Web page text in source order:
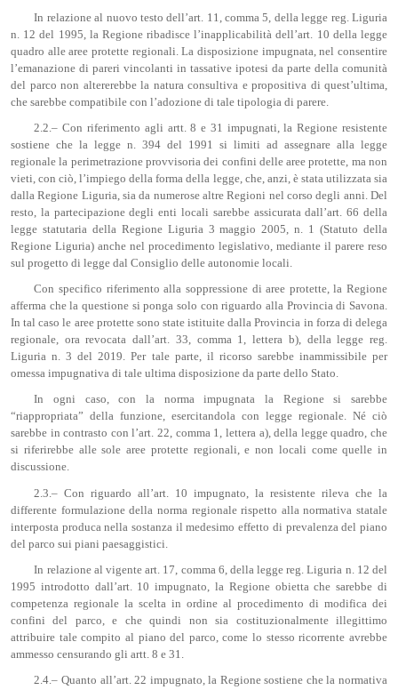
In relazione al nuovo testo dell’art. 11, comma 5, della legge reg. Liguria
n. 12 del 1995, la Regione ribadisce l’inapplicabilità dell’art. 10 della legge
quadro alle aree protette regionali. La disposizione impugnata, nel consentire
l’emanazione di pareri vincolanti in tassative ipotesi da parte della comunità
del parco non altererebbe la natura consultiva e propositiva di quest’ultima,
che sarebbe compatibile con l’adozione di tale tipologia di parere.
2.2.– Con riferimento agli artt. 8 e 31 impugnati, la Regione resistente
sostiene che la legge n. 394 del 1991 si limiti ad assegnare alla legge
regionale la perimetrazione provvisoria dei confini delle aree protette, ma non
vieti, con ciò, l’impiego della forma della legge, che, anzi, è stata utilizzata sia
dalla Regione Liguria, sia da numerose altre Regioni nel corso degli anni. Del
resto, la partecipazione degli enti locali sarebbe assicurata dall’art. 66 della
legge statutaria della Regione Liguria 3 maggio 2005, n. 1 (Statuto della
Regione Liguria) anche nel procedimento legislativo, mediante il parere reso
sul progetto di legge dal Consiglio delle autonomie locali.
Con specifico riferimento alla soppressione di aree protette, la Regione
afferma che la questione si ponga solo con riguardo alla Provincia di Savona.
In tal caso le aree protette sono state istituite dalla Provincia in forza di delega
regionale, ora revocata dall’art. 33, comma 1, lettera b), della legge reg.
Liguria n. 3 del 2019. Per tale parte, il ricorso sarebbe inammissibile per
omessa impugnativa di tale ultima disposizione da parte dello Stato.
In ogni caso, con la norma impugnata la Regione si sarebbe
“riappropriata” della funzione, esercitandola con legge regionale. Né ciò
sarebbe in contrasto con l’art. 22, comma 1, lettera a), della legge quadro, che
si riferirebbe alle sole aree protette regionali, e non locali come quelle in
discussione.
2.3.– Con riguardo all’art. 10 impugnato, la resistente rileva che la
differente formulazione della norma regionale rispetto alla normativa statale
interposta produca nella sostanza il medesimo effetto di prevalenza del piano
del parco sui piani paesaggistici.
In relazione al vigente art. 17, comma 6, della legge reg. Liguria n. 12 del
1995 introdotto dall’art. 10 impugnato, la Regione obietta che sarebbe di
competenza regionale la scelta in ordine al procedimento di modifica dei
confini del parco, e che quindi non sia costituzionalmente illegittimo
attribuire tale compito al piano del parco, come lo stesso ricorrente avrebbe
ammesso censurando gli artt. 8 e 31.
2.4.– Quanto all’art. 22 impugnato, la Regione sostiene che la normativa